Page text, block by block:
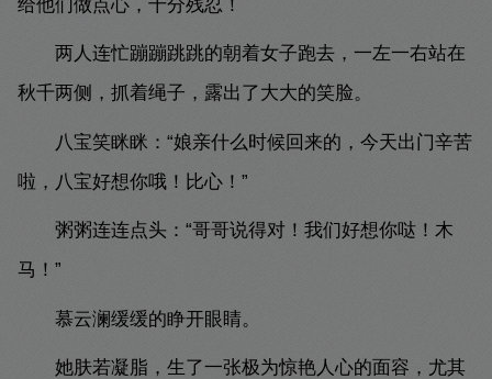
给他们做点心，十分残忍！
两人连忙蹦蹦跳跳的朝着女子跑去，一左一右站在
秋千两侧，抓着绳子，露出了大大的笑脸。
八宝笑眯眯：“娘亲什么时候回来的，今天出门辛苦
啦，八宝好想你哦！比心！”
粥粥连连点头：“哥哥说得对！我们好想你哒！木
马！”
慕云澜缓缓的睁开眼睛。
她肤若凝脂，生了一张极为惊艳人心的面容，尤其